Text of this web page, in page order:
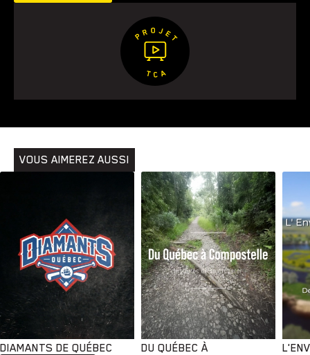
VOUS AIMEREZ AUSSI
DIAMANTS DE QUÉBEC
DU QUÉBEC À